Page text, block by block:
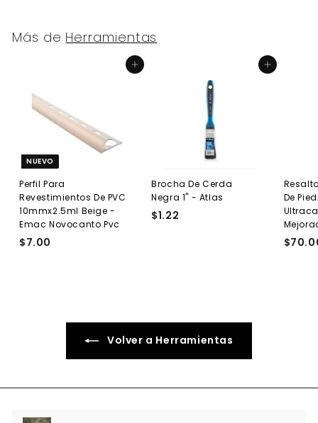
0
Más de Herramientas
Agregar al carrito
NUEVO
Perfil Para
Revestimientos De PVC
10mmx2.5ml Beige -
Emac Novocanto Pvc
$7.00
Agregar al carrito
Brocha De Cerda
Negra 1" - Atlas
$1.22
De
Volver a Herramientas